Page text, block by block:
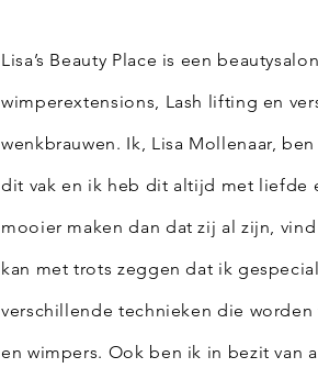
Lisa’s Beauty Place is een
wimperextensions, Lash lifting en
wenkbrauwen. Ik, Lisa Mollenaar,
dit vak en ik heb dit altijd met liefde
mooier maken dan dat zij al zijn,
kan met trots zeggen dat ik
verschillende technieken die
en wimpers. Ook ben ik in bezit van